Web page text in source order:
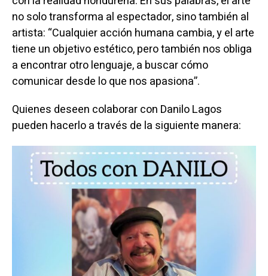
no solo transforma al espectador, sino también al
artista: “Cualquier acción humana cambia, y el arte
tiene un objetivo estético, pero también nos obliga
a encontrar otro lenguaje, a buscar cómo
comunicar desde lo que nos apasiona”.
Quienes deseen colaborar con Danilo Lagos
pueden hacerlo a través de la siguiente manera: